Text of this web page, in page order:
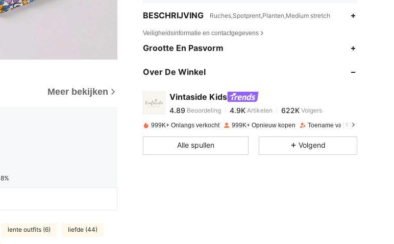
Meer bekijken
8%
lente outfits (6) liefde (44)
BESCHRIJVING Ruches,Spotprent,Planten,Medium stretch
Veiligheidsinformatie en contactgegevens
Grootte En Pasvorm
Over De Winkel
Vintaside Kids
4.89
4.89
4.9KArtikelen
k***nbetaalde1 dag geleden
4.89 4.9K 622K
999K+ Onlangs verkocht 999K+ Opnieuw kopen Toename van volgers 12%
Alle spullen Volgend